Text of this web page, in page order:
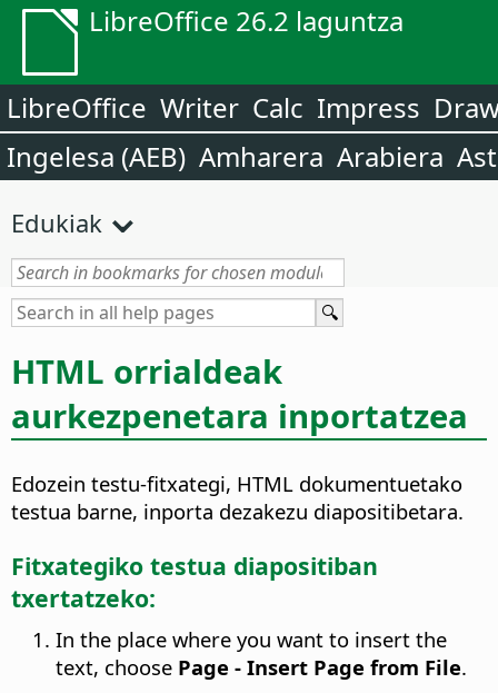
LibreOffice 26.2 laguntza
LibreOffice Writer Calc Impress
Ingelesa (AEB) Amharera Arabiera
Edukiak
HTML orrialdeak
aurkezpenetara inportatzea
Edozein testu-fitxategi, HTML dokumentuetako
testua barne, inporta dezakezu diapositibetara.
Fitxategiko testua diapositiban
txertatzeko:
In the place where you want to insert the
text, choose Page - Insert Page from File.